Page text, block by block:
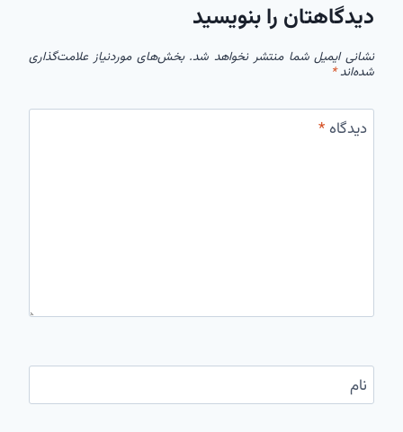
دیدگاهتان را بنویسید
نشانی ایمیل شما منتشر نخواهد شد. بخش‌های موردنیاز علامت‌گذاری
شده‌اند*
دیدگاه*
نام